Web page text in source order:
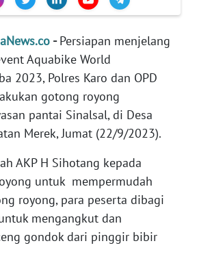
-Persiapan menjelang
Aquabike World
2023, Polres Karo dan OPD
gotong royong
pantai Sinalsal, di Desa
Merek, Jumat (22/9/2023).
AKP H Sihotang kepada
untuk mempermudah
royong, para peserta dibagi
mengangkut dan
gondok dari pinggir bibir